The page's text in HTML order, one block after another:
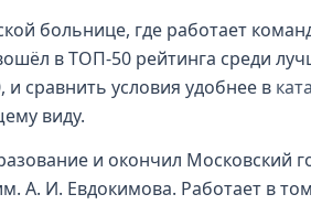
больнице, где работает
в ТОП-50 рейтинга среди
и сравнить условия удобнее в
виду.
и окончил Московский
А. И. Евдокимова. Работает в